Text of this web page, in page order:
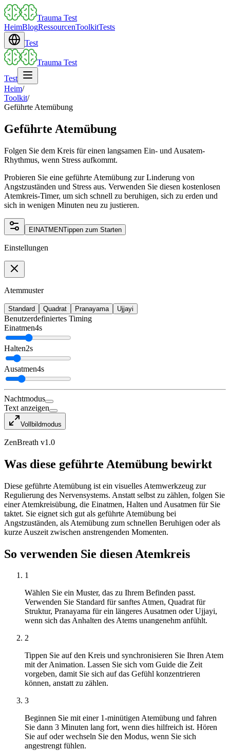
Trauma Test
HeimBlogRessourcenToolkitTests
Test
Trauma Test
Test
Heim/
Toolkit/
Geführte Atemübung
Geführte Atemübung
Folgen Sie dem Kreis für einen langsamen Ein- und Ausatem-
Rhythmus, wenn Stress aufkommt.
Probieren Sie eine geführte Atemübung zur Linderung von
Angstzuständen und Stress aus. Verwenden Sie diesen kostenlosen
Atemkreis-Timer, um sich schnell zu beruhigen, sich zu erden und
sich in wenigen Minuten neu zu justieren.
EINATMENTippen zum Starten
Einstellungen
Atemmuster
Standard Quadrat Pranayama Ujjayi
Benutzerdefiniertes Timing
Einatmen4s
Halten2s
Ausatmen4s
Nachtmodus
Text anzeigen
Vollbildmodus
ZenBreath v1.0
Was diese geführte Atemübung bewirkt
Diese geführte Atemübung ist ein visuelles Atemwerkzeug zur
Regulierung des Nervensystems. Anstatt selbst zu zählen, folgen Sie
einer Atemkreisübung, die Einatmen, Halten und Ausatmen für Sie
taktet. Sie eignet sich gut als geführte Atemübung bei
Angstzuständen, als Atemübung zum schnellen Beruhigen oder als
kurze Auszeit zwischen anstrengenden Momenten.
So verwenden Sie diesen Atemkreis
1
Wählen Sie ein Muster, das zu Ihrem Befinden passt.
Verwenden Sie Standard für sanftes Atmen, Quadrat für
Struktur, Pranayama für ein längeres Ausatmen oder Ujjayi,
wenn sich das Anhalten des Atems unangenehm anfühlt.
2
Tippen Sie auf den Kreis und synchronisieren Sie Ihren Atem
mit der Animation. Lassen Sie sich vom Guide die Zeit
vorgeben, damit Sie sich auf das Gefühl konzentrieren
können, anstatt zu zählen.
3
Beginnen Sie mit einer 1-minütigen Atemübung und fahren
Sie dann 3 Minuten lang fort, wenn dies hilfreich ist. Hören
Sie auf oder wechseln Sie den Modus, wenn Sie sich
angestrengt fühlen.